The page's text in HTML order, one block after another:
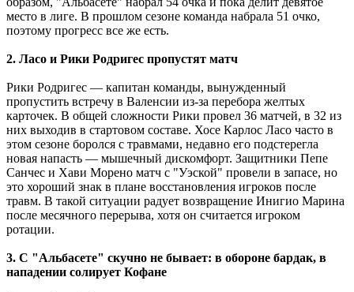
место в лиге. В прошлом сезоне команда набрала 51 очко,
поэтому прогресс все же есть.
2. Ласо и Рики Родригес пропустят матч
Рики Родригес ― капитан команды, вынужденный
пропустить встречу в Валенсии из-за перебора желтых
карточек. В общей сложности Рики провел 36 матчей, в 32 из
них выходив в стартовом составе. Хосе Карлос Ласо часто в
этом сезоне боролся с травмами, недавно его подстерегла
новая напасть ― мышечный дискомфорт. Защитники Пепе
Санчес и Хави Морено матч с "Уэской" провели в запасе, но
это хороший знак в плане восстановления игроков после
травм. В такой ситуации радует возвращение Инигио Марина
после месячного перерыва, хотя он считается игроком
ротации.
3. С "Альбасете" скучно не бывает: в обороне бардак, в
нападении солирует Кофане